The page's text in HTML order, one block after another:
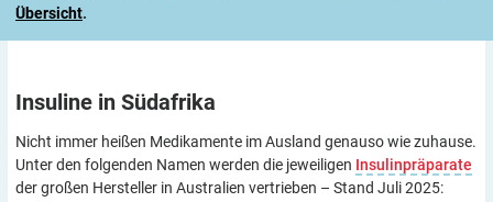
Übersicht.
Insuline in Südafrika
Nicht immer heißen Medikamente im Ausland genauso wie zuhause.
Unter den folgenden Namen werden die jeweiligen Insulinpräparate
der großen Hersteller in Australien vertrieben – Stand Juli 2025: